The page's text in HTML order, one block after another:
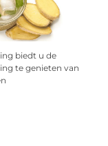
biedt u de
te genieten van